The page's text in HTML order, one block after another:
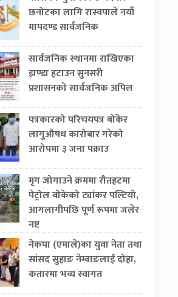
छनोटका लागि रास्वपाले नयाँ
मापदण्ड सार्वजनिक
सार्वजनिक स्थानमा राखिएका
झण्डा हटाउन सुनसरी
प्रशासनको सार्वजनिक अपिल
पत्रकारको परिचयपत्र बोकेर
लागुऔषध कारोबार गरेको
आरोपमा ३ जना पक्राउ
मृग जोगाउने क्रममा रौतहटमा
पेट्रोल बोकेको ट्यांकर पल्टियो,
आगलागीपछि पूर्ण रूपमा जलेर
नष्ट
नेकपा (एमाले)का युवा नेता तथा
सांसद सुहाङ नेम्वाङलाई दोहा,
कतारमा भव्य स्वागत